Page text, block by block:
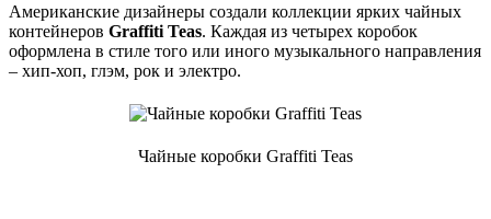
Американские дизайнеры создали коллекции ярких чайных
контейнеров Graffiti Teas. Каждая из четырех коробок
оформлена в стиле того или иного музыкального направления
– хип-хоп, глэм, рок и электро.
Чайные коробки Graffiti Teas